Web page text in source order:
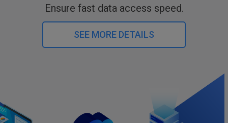
Ensure fast data access speed.
SEE MORE DETAILS